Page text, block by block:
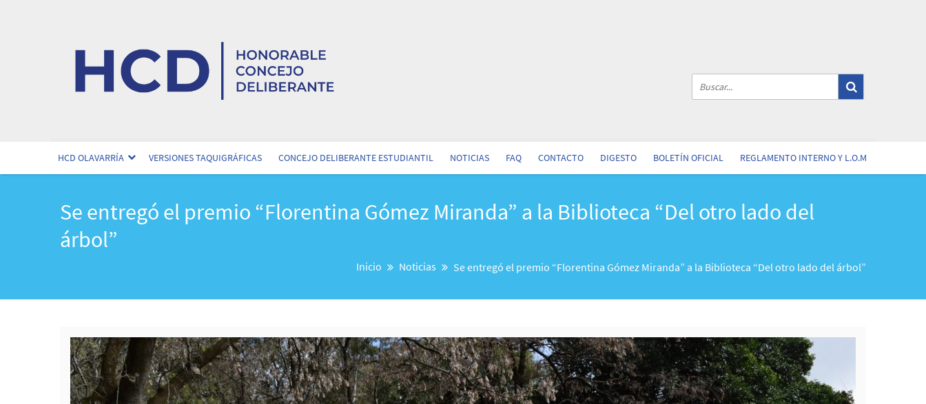
HCD OLAVARRÍA VERSIONES TAQUIGRÁFICAS CONCEJO DELIBERANTE ESTUDIANTIL NOTICIAS FAQ CONTACTO DIGESTO BOLETÍN OFICIAL REGLAMENTO INTERNO Y L.O.M
Se entregó el premio “Florentina Gómez Miranda” a la Biblioteca “Del otro lado del
árbol”
Inicio Noticias Se entregó el premio “Florentina Gómez Miranda” a la Biblioteca “Del otro lado del árbol”